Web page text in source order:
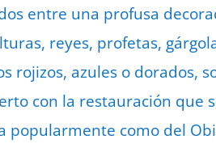
entre una profusa
reyes, profetas,
rojizos, azules o dorados,
con la restauración que
popularmente como del